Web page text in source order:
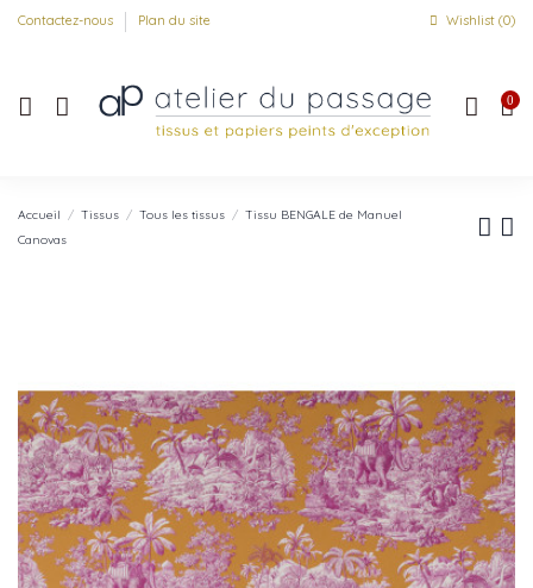
Contactez-nous Plan du site Wishlist (0)
0
Accueil Tissus Tous les tissus
Tissu BENGALE de Manuel
Canovas